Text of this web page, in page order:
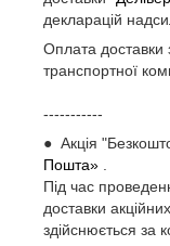
декларацій
Оплата доставки
транспортної
-----------
● Акція
Пошта»
Під час
доставки
здійснюється за